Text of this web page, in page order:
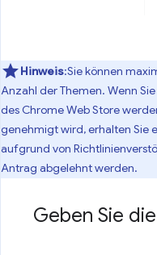
Hinweis:Sie können
Anzahl der Themen. Wenn
des Chrome Web Store
genehmigt wird, erhalten Sie
aufgrund von
Antrag abgelehnt werden.
Geben Sie